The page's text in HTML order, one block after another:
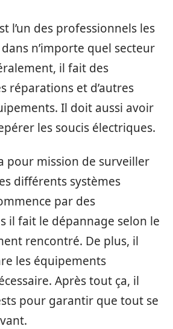
l’un des professionnels les
n’importe quel secteur
il fait des
réparations et d’autres
Il doit aussi avoir
les soucis électriques.
pour mission de surveiller
différents systèmes
par des
il fait le dépannage selon le
rencontré. De plus, il
les équipements
Après tout ça, il
pour garantir que tout se